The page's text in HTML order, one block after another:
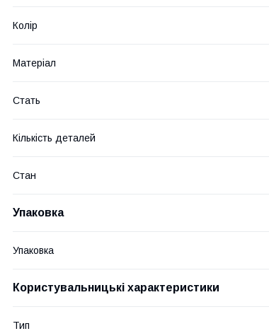
Колір
Матеріал
Стать
Кількість деталей
Стан
Упаковка
Упаковка
Користувальницькі характеристики
Тип